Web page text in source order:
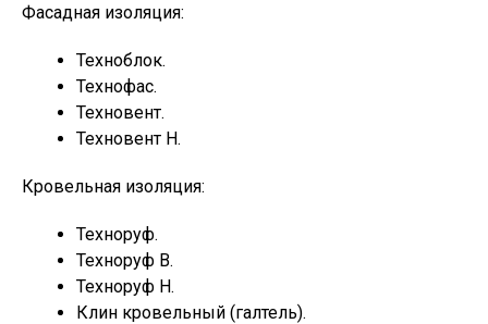
Фасадная изоляция:
Техноблок.
Технофас.
Техновент.
Техновент Н.
Кровельная изоляция:
Техноруф.
Техноруф В.
Техноруф Н.
Клин кровельный (галтель).